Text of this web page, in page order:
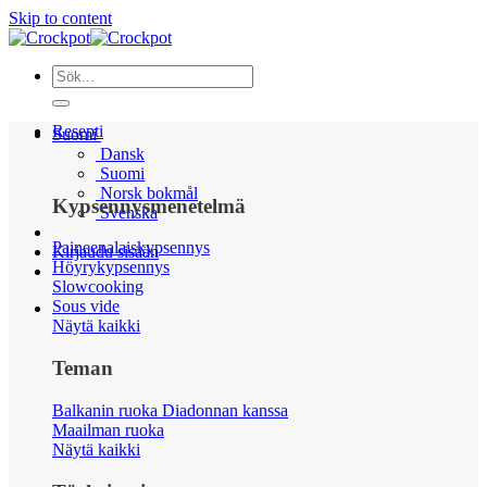
Skip to content
Suomi
Dansk
Suomi
Norsk bokmål
Svenska
Kirjaudu sisään
Resepti
Kypsennysmenetelmä
Paineenalaiskypsennys
Höyrykypsennys
Slowcooking
Sous vide
Näytä kaikki
Teman
Balkanin ruoka Diadonnan kanssa
Maailman ruoka
Näytä kaikki